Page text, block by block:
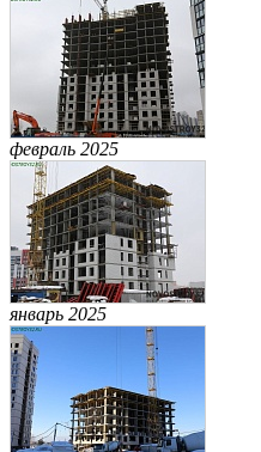
февраль 2025
январь 2025